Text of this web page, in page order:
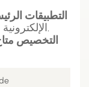
التطبيقات
الإلكترونية والأدوات الكهربائية والتروس الصناعية.
التخصيص